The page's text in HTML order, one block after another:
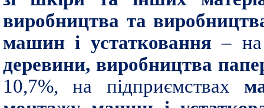
виробництва та
машин і устатковання –
деревини, виробництва
10,7%,
на підприємствах